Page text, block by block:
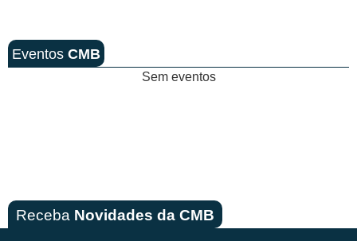
Eventos CMB
Sem eventos
Receba Novidades da CMB